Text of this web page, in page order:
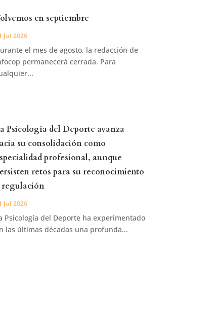
en septiembre
Jul 2026
el mes de agosto, la redacción de
permanecerá cerrada. Para
Psicología del Deporte avanza
su consolidación como
profesional, aunque
retos para su reconocimiento
regulación
Jul 2026
Psicología del Deporte ha experimentado
las últimas décadas una profunda...